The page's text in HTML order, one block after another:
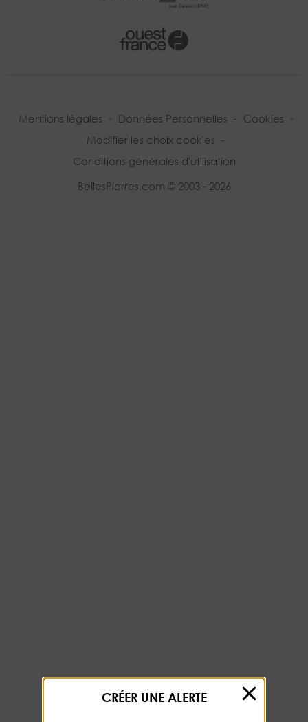
Mentions légales - Données Personnelles - Cookies -
Modifier les choix cookies -
Conditions générales d'utilisation
BellesPierres.com © 2003 - 2026
CRÉER UNE ALERTE